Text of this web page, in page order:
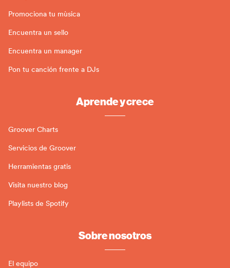
Promociona tu mùsica
Encuentra un sello
Encuentra un manager
Pon tu canción frente a DJs
Aprende y crece
Groover Charts
Servicios de Groover
Herramientas gratis
Visita nuestro blog
Playlists de Spotify
Sobre nosotros
El equipo